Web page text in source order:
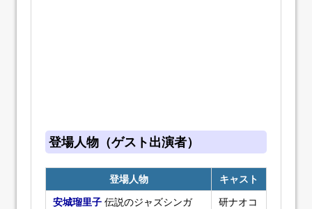
登場人物（ゲスト出演者）
登場人物
キャスト
安城瑠里子 伝説のジャズシンガ
研ナオコ